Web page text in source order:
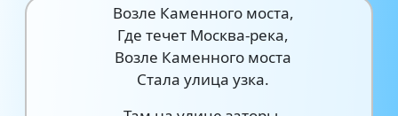
Возле Каменного моста,
Где течет Москва-река,
Возле Каменного моста
Стала улица узка.